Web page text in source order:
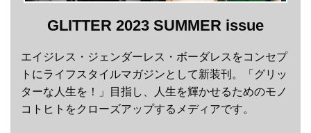
GLITTER 2023 SUMMER issue
エイジレス・ジェンダーレス・ボーダレスをコンセプ
トにライフスタイルマガジンとして新装刊。「グリッ
ターな人生を！」目指し、人生を輝かせるためのモノ
コトヒトをクローズアップするメディアです。